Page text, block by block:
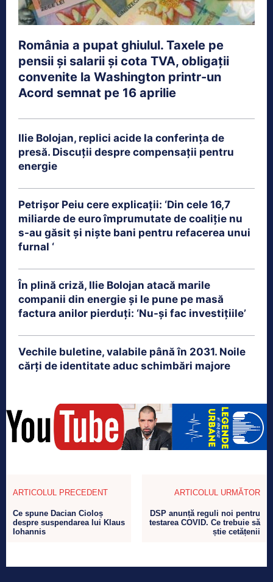
România a pupat ghiulul. Taxele pe
pensii și salarii și cota TVA, obligații
convenite la Washington printr-un
Acord semnat pe 16 aprilie
Ilie Bolojan, replici acide la conferința de
presă. Discuții despre compensații pentru
energie
Petrişor Peiu cere explicații: ‘Din cele 16,7
miliarde de euro împrumutate de coaliţie nu
s-au găsit şi nişte bani pentru refacerea unui
furnal ‘
În plină criză, Ilie Bolojan atacă marile
companii din energie și le pune pe masă
factura anilor pierduți: ‘Nu-și fac investițiile’
Vechile buletine, valabile până în 2031. Noile
cărți de identitate aduc schimbări majore
ARTICOLUL PRECEDENT
Ce spune Dacian Cioloș
despre suspendarea lui Klaus
Iohannis
ARTICOLUL URMĂTOR
DSP anunță reguli noi pentru
testarea COVID. Ce trebuie să
știe cetățenii